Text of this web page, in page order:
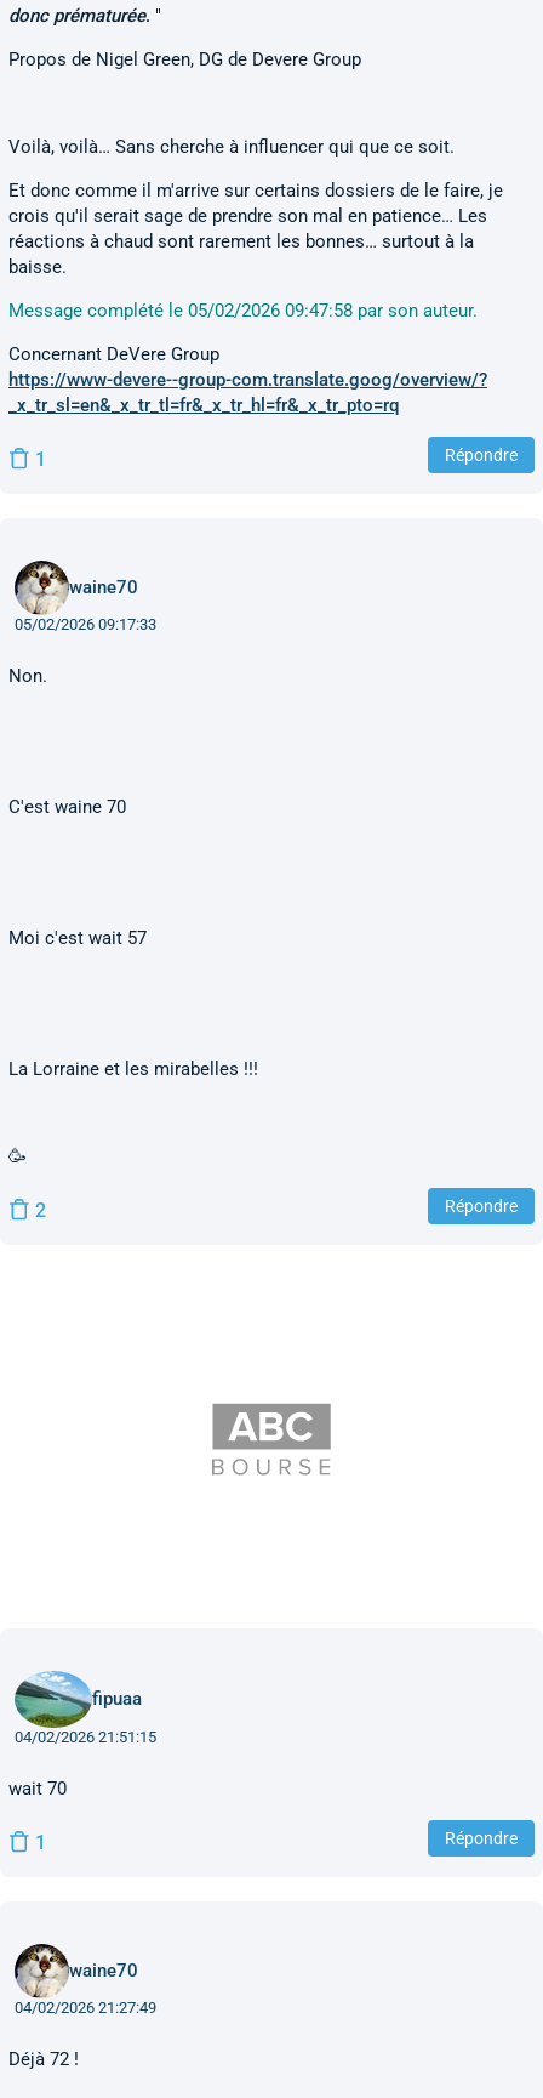
donc prématurée. "
Propos de Nigel Green, DG de Devere Group
Voilà, voilà… Sans cherche à influencer qui que ce soit.
Et donc comme il m'arrive sur certains dossiers de le faire, je
crois qu'il serait sage de prendre son mal en patience… Les
réactions à chaud sont rarement les bonnes… surtout à la
baisse.
Message complété le 05/02/2026 09:47:58 par son auteur.
Concernant DeVere Group
https://www-devere--group-com.translate.goog/overview/?
_x_tr_sl=en&_x_tr_tl=fr&_x_tr_hl=fr&_x_tr_pto=rq
1 Répondre
waine70
05/02/2026 09:17:33
Non.
C'est waine 70
Moi c'est wait 57
La Lorraine et les mirabelles !!!
🥳
2 Répondre
fipuaa
04/02/2026 21:51:15
wait 70
1 Répondre
waine70
04/02/2026 21:27:49
Déjà 72 !